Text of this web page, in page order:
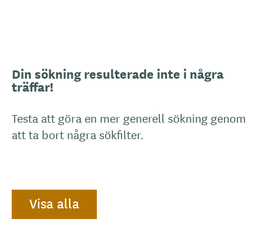
Din sökning resulterade inte i några
träffar!
Testa att göra en mer generell sökning genom
att ta bort några sökfilter.
Visa alla